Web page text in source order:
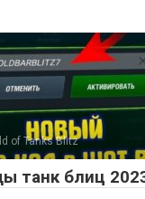
of Tanks Blitz
танк блиц